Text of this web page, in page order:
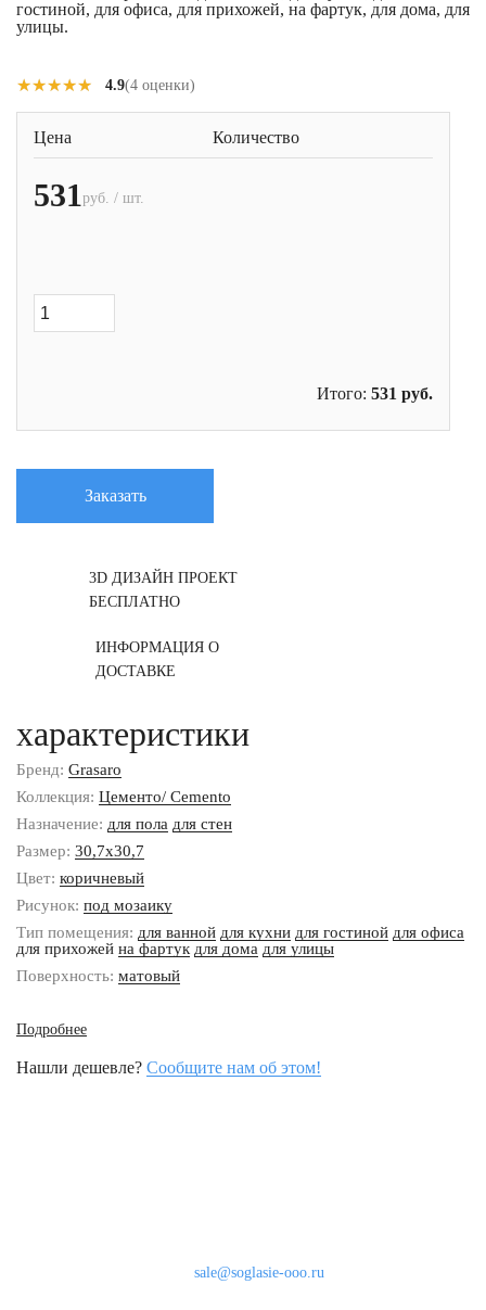
гостиной, для офиса, для прихожей, на фартук, для дома, для
улицы.
★★★★★
★★★★★ 4.9(4 оценки)
Цена Количество
531руб. / шт.
Итого: 531 руб.
Заказать
3D ДИЗАЙН ПРОЕКТ
БЕСПЛАТНО
ИНФОРМАЦИЯ О
ДОСТАВКЕ
характеристики
Бренд: Grasaro
Коллекция: Цементо/ Cemento
Назначение: для пола для стен
Размер: 30,7x30,7
Цвет: коричневый
Рисунок: под мозаику
Тип помещения: для ванной для кухни для гостиной для офиса
для прихожей на фартук для дома для улицы
Поверхность: матовый
Подробнее
Нашли дешевле? Сообщите нам об этом!
sale@soglasie-ooo.ru